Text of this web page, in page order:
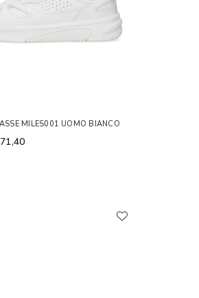
MILES001 UOMO BIANCO